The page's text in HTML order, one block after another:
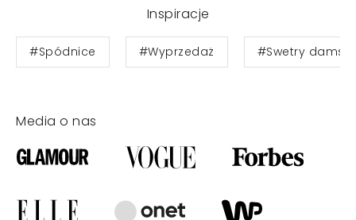
Inspiracje
#Spódnice #Wyprzedaż #Swetry
Media o nas